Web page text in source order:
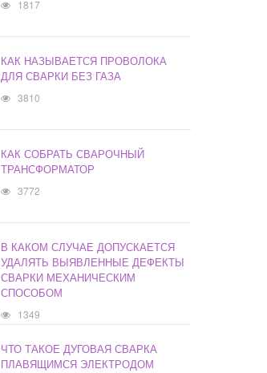
1817
КАК НАЗЫВАЕТСЯ ПРОВОЛОКА
ДЛЯ СВАРКИ БЕЗ ГАЗА
3810
КАК СОБРАТЬ СВАРОЧНЫЙ
ТРАНСФОРМАТОР
3772
В КАКОМ СЛУЧАЕ ДОПУСКАЕТСЯ
УДАЛЯТЬ ВЫЯВЛЕННЫЕ ДЕФЕКТЫ
СВАРКИ МЕХАНИЧЕСКИМ
СПОСОБОМ
1349
ЧТО ТАКОЕ ДУГОВАЯ СВАРКА
ПЛАВЯЩИМСЯ ЭЛЕКТРОДОМ